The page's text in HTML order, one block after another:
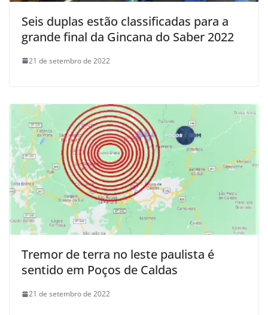
Seis duplas estão classificadas para a
grande final da Gincana do Saber 2022
21 de setembro de 2022
Tremor de terra no leste paulista é
sentido em Poços de Caldas
21 de setembro de 2022